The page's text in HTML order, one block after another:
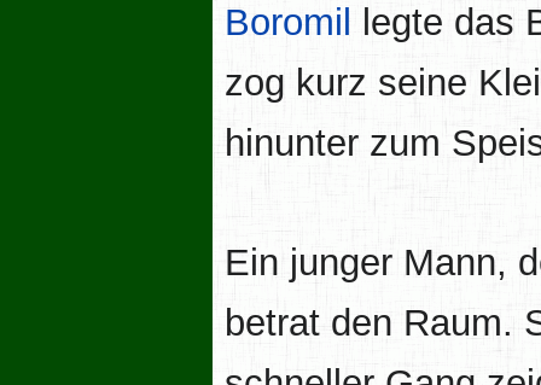
Boromil
legte das
zog kurz seine
hinunter zum
Ein junger Mann,
betrat den Raum.